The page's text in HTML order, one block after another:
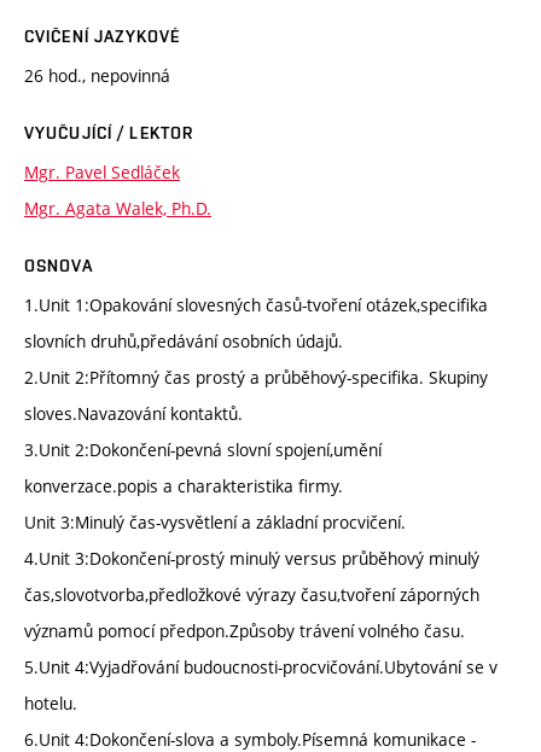
CVIČENÍ JAZYKOVÉ
26 hod., nepovinná
VYUČUJÍCÍ / LEKTOR
Mgr. Pavel Sedláček
Mgr. Agata Walek, Ph.D.
OSNOVA
1.Unit 1:Opakování slovesných časů-tvoření otázek,specifika
slovních druhů,předávání osobních údajů.
2.Unit 2:Přítomný čas prostý a průběhový-specifika. Skupiny
sloves.Navazování kontaktů.
3.Unit 2:Dokončení-pevná slovní spojení,umění
konverzace.popis a charakteristika firmy.
Unit 3:Minulý čas-vysvětlení a základní procvičení.
4.Unit 3:Dokončení-prostý minulý versus průběhový minulý
čas,slovotvorba,předložkové výrazy času,tvoření záporných
významů pomocí předpon.Způsoby trávení volného času.
5.Unit 4:Vyjadřování budoucnosti-procvičování.Ubytování se v
hotelu.
6.Unit 4:Dokončení-slova a symboly.Písemná komunikace -